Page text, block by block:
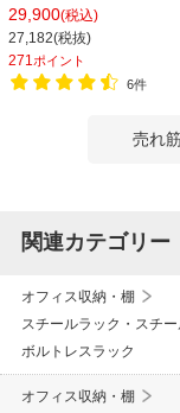
150kg/段 天地6段 幅
高さ2100mm スチール棚
ェルフ 収納棚 オープンラ
ック
29,900(税込)
27,182(税抜)
271ポイント
6件
売れ
関連カテゴリー
オフィス収納・棚
スチールラック・スチ
ボルトレスラック
オフィス収納・棚